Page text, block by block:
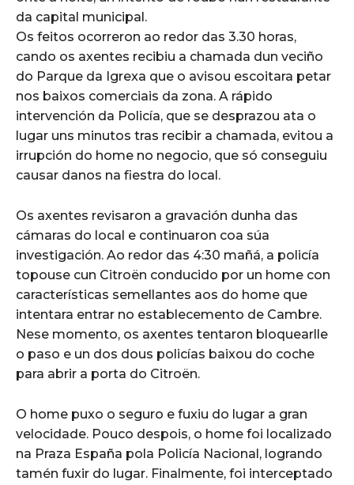
da capital municipal.
Os feitos ocorreron ao redor das 3.30 horas,
cando os axentes recibiu a chamada dun veciño
do Parque da Igrexa que o avisou escoitara petar
nos baixos comerciais da zona. A rápido
intervención da Policía, que se desprazou ata o
lugar uns minutos tras recibir a chamada, evitou a
irrupción do home no negocio, que só conseguiu
causar danos na fiestra do local.
Os axentes revisaron a gravación dunha das
cámaras do local e continuaron coa súa
investigación. Ao redor das 4:30 mañá, a policía
topouse cun Citroën conducido por un home con
características semellantes aos do home que
intentara entrar no establecemento de Cambre.
Nese momento, os axentes tentaron bloquearlle
o paso e un dos dous policías baixou do coche
para abrir a porta do Citroën.
O home puxo o seguro e fuxiu do lugar a gran
velocidade. Pouco despois, o home foi localizado
na Praza España pola Policía Nacional, logrando
tamén fuxir do lugar. Finalmente, foi interceptado